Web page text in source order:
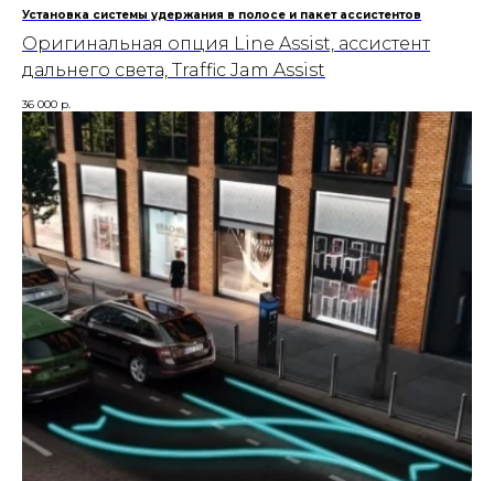
Установка системы удержания в полосе и пакет ассистентов
Оригинальная опция Line Assist, ассистент
дальнего света, Traffic Jam Assist
36 000 р.